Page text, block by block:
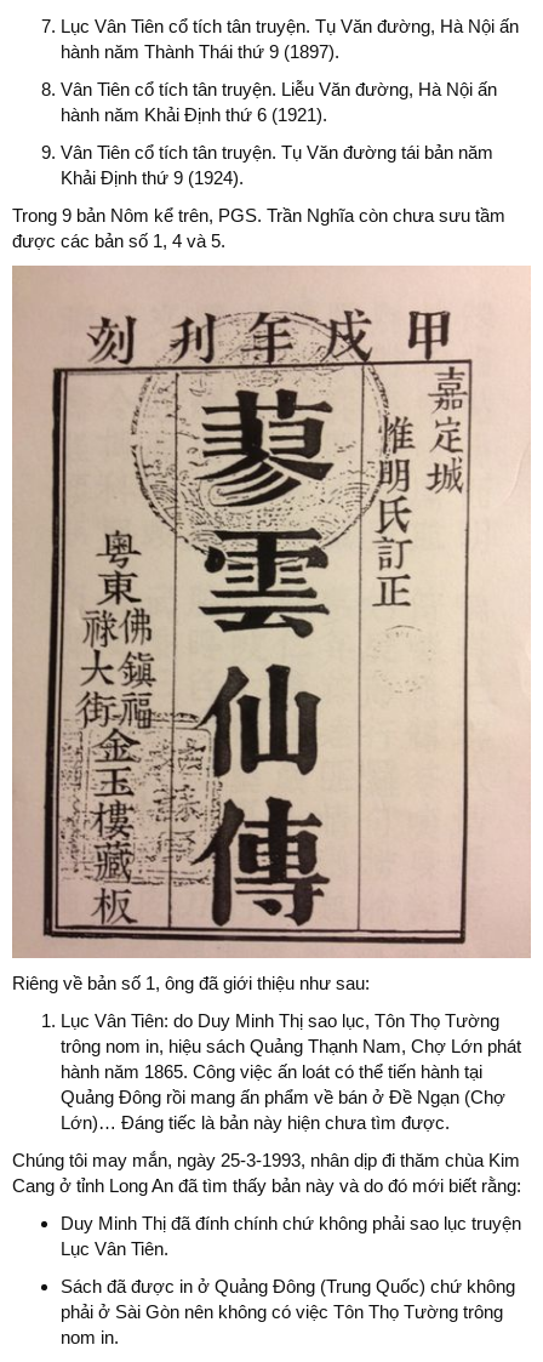
Lục Vân Tiên cổ tích tân truyện. Tụ Văn đường, Hà Nội ấn
hành năm Thành Thái thứ 9 (1897).
Vân Tiên cổ tích tân truyện. Liễu Văn đường, Hà Nội ấn
hành năm Khải Định thứ 6 (1921).
Vân Tiên cổ tích tân truyện. Tụ Văn đường tái bản năm
Khải Định thứ 9 (1924).
Trong 9 bản Nôm kể trên, PGS. Trần Nghĩa còn chưa sưu tầm
được các bản số 1, 4 và 5.
Riêng về bản số 1, ông đã giới thiệu như sau:
Lục Vân Tiên: do Duy Minh Thị sao lục, Tôn Thọ Tường
trông nom in, hiệu sách Quảng Thạnh Nam, Chợ Lớn phát
hành năm 1865. Công việc ấn loát có thể tiến hành tại
Quảng Đông rồi mang ấn phẩm về bán ở Đề Ngạn (Chợ
Lớn)… Đáng tiếc là bản này hiện chưa tìm được.
Chúng tôi may mắn, ngày 25-3-1993, nhân dịp đi thăm chùa Kim
Cang ở tỉnh Long An đã tìm thấy bản này và do đó mới biết rằng:
Duy Minh Thị đã đính chính chứ không phải sao lục truyện
Lục Vân Tiên.
Sách đã được in ở Quảng Đông (Trung Quốc) chứ không
phải ở Sài Gòn nên không có việc Tôn Thọ Tường trông
nom in.